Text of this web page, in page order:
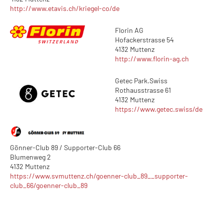
http://www.etavis.ch/kriegel-co/de
Florin AG
Hofackerstrasse 54
4132 Muttenz
http://www.florin-ag.ch
Getec Park.Swiss
Rothausstrasse 61
4132 Muttenz
https://www.getec.swiss/de
Gönner-Club 89 / Supporter-Club 66
Blumenweg 2
4132 Muttenz
https://www.svmuttenz.ch/goenner-club_89__supporter-
club_66/goenner-club_89